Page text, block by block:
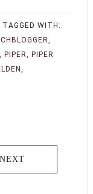
TAGGED WITH:
,
, PIPER, PIPER
,
NEXT